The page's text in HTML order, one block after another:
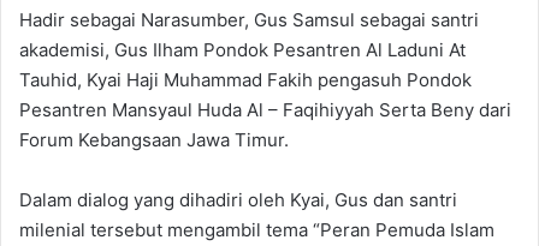
Hadir sebagai Narasumber, Gus Samsul sebagai santri
akademisi, Gus Ilham Pondok Pesantren Al Laduni At
Tauhid, Kyai Haji Muhammad Fakih pengasuh Pondok
Pesantren Mansyaul Huda Al – Faqihiyyah Serta Beny dari
Forum Kebangsaan Jawa Timur.
Dalam dialog yang dihadiri oleh Kyai, Gus dan santri
milenial tersebut mengambil tema “Peran Pemuda Islam